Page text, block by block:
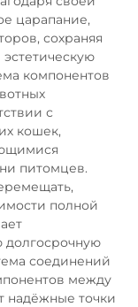
царапание,
сохраняя
компонентов
с
кошек,
питомцев.
полной
долгосрочную
соединений
между
надёжные точки